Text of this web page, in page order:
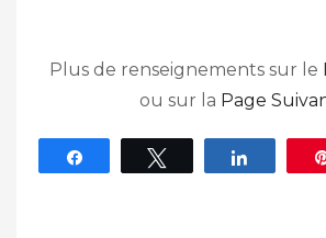
Plus de renseignements sur le
ou sur la Page
Partagez Tweetez